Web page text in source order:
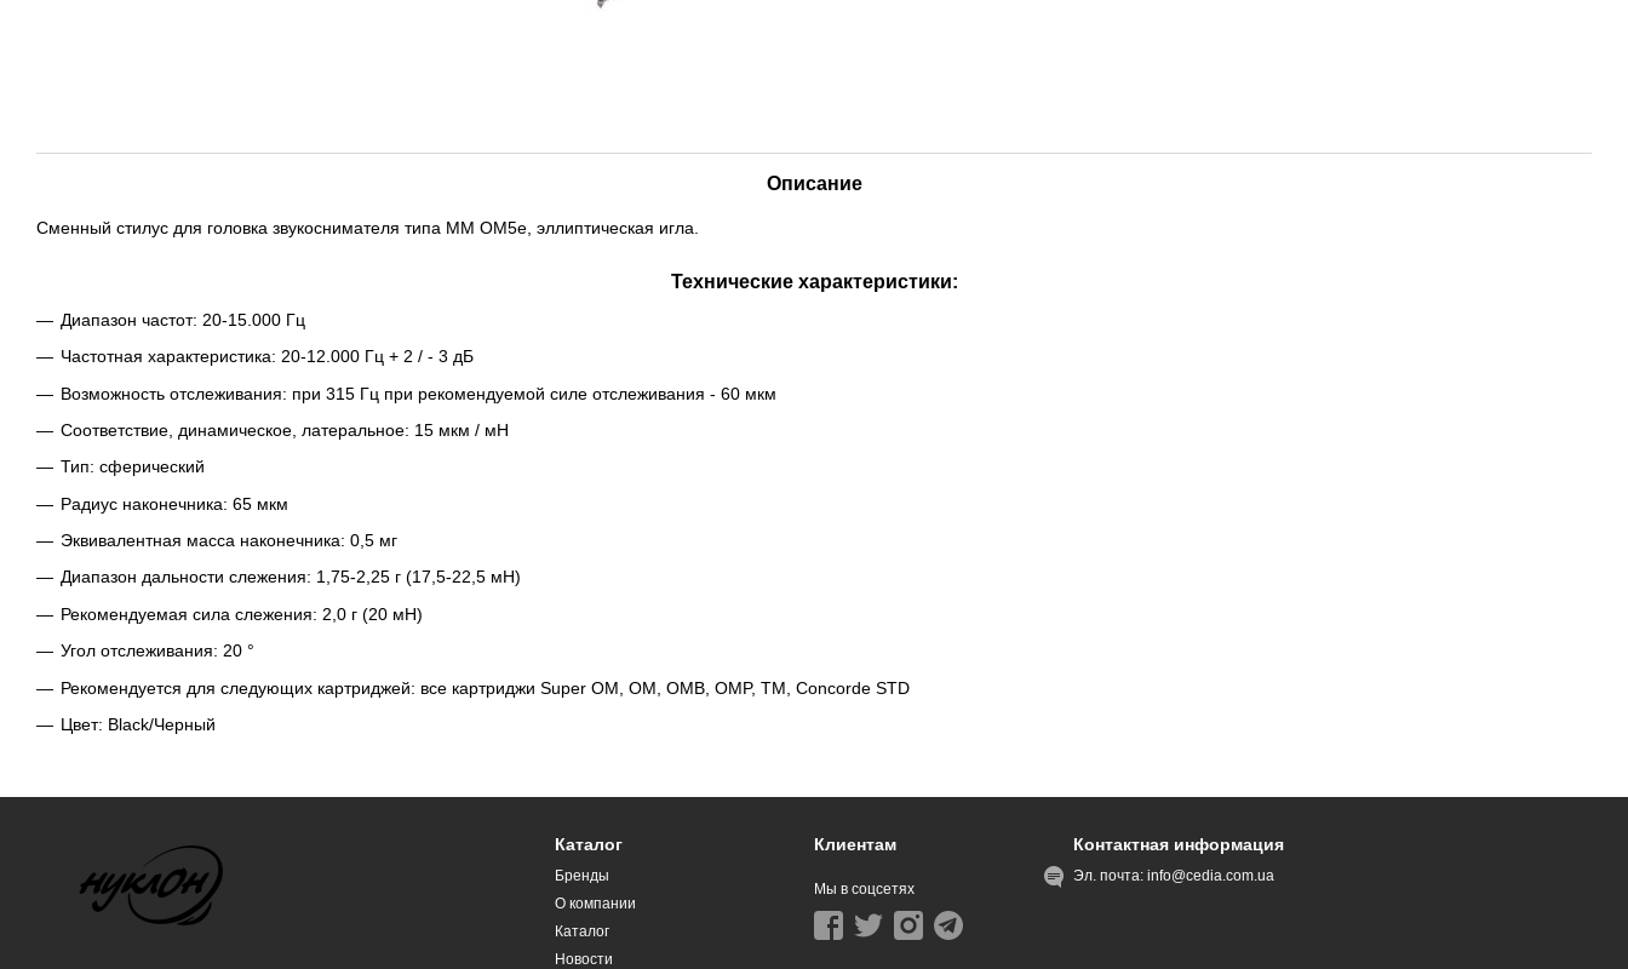
Описание
Сменный стилус для головка звукоснимателя типа MM OM5e, эллиптическая игла.
Технические характеристики:
Диапазон частот: 20-15.000 Гц
Частотная характеристика: 20-12.000 Гц + 2 / - 3 дБ
Возможность отслеживания: при 315 Гц при рекомендуемой силе отслеживания - 60 мкм
Соответствие, динамическое, латеральное: 15 мкм / мН
Тип: сферический
Радиус наконечника: 65 мкм
Эквивалентная масса наконечника: 0,5 мг
Диапазон дальности слежения: 1,75-2,25 г (17,5-22,5 мН)
Рекомендуемая сила слежения: 2,0 г (20 мН)
Угол отслеживания: 20 °
Рекомендуется для следующих картриджей: все картриджи Super OM, OM, OMB, OMP, TM, Concorde STD
Цвет: Black/Черный
Каталог
Бренды
О компании
Каталог
Новости
Клиентам
Мы в соцсетях
Контактная информация
Эл. почта:info@cedia.com.ua